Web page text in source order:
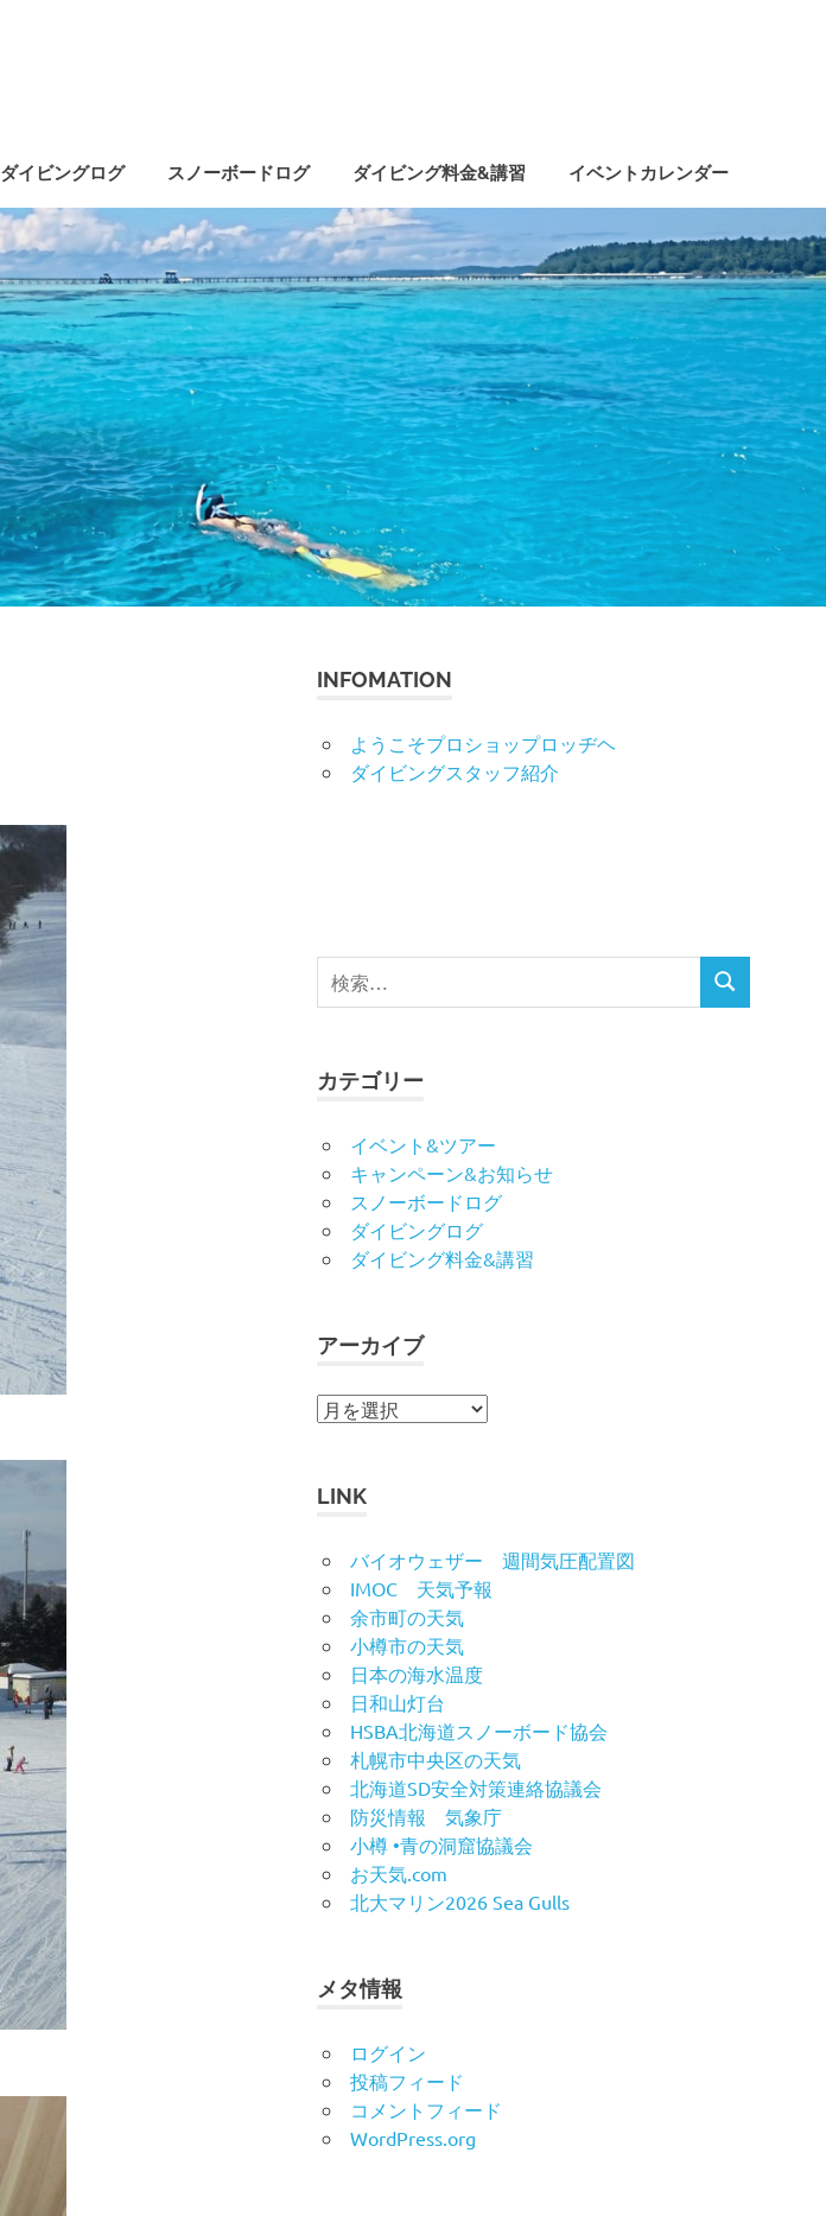
ダイビングログ スノーボードログ ダイビング料金&講習 イベントカレンダー
INFOMATION
ようこそプロショップロッヂヘ
ダイビングスタッフ紹介
検
索
検
索
カテゴリー
イベント&ツアー
キャンペーン&お知らせ
スノーボードログ
ダイビングログ
ダイビング料金&講習
アーカイブ
ア
イ
LINK
バイオウェザー 週間気圧配置図
IMOC 天気予報
余市町の天気
小樽市の天気
日本の海水温度
日和山灯台
HSBA北海道スノーボード協会
札幌市中央区の天気
北海道SD安全対策連絡協議会
防災情報 気象庁
小樽 •青の洞窟協議会
お天気.com
北大マリン2026 Sea Gulls
メタ情報
ログイン
投稿フィード
コメントフィード
WordPress.org